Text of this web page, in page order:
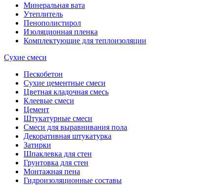
Минеральная вата
Утеплитель
Пенополистирол
Изоляционная пленка
Комплектующие для теплоизоляции
Сухие смеси
Пескобетон
Сухие цементные смеси
Цветная кладочная смесь
Клеевые смеси
Цемент
Штукатурные смеси
Смеси для выравнивания пола
Декоративная штукатурка
Затирки
Шпаклевка для стен
Грунтовка для стен
Монтажная пена
Гидроизоляционные составы